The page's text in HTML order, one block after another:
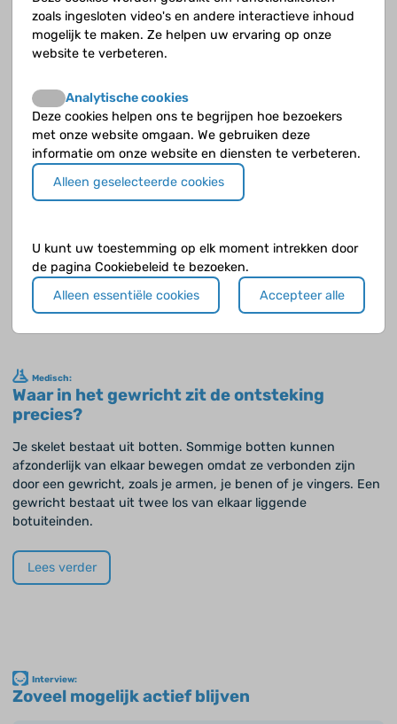
Het is niet niets, als je hoort dat je jeugdreuma hebt, of dat je
kind juveniele dermatomyositis of SLE heeft. Reuma, dat was
toch alleen iets voor ouderen?
Lees verder
Medisch:
Waar in het gewricht zit de ontsteking
precies?
Je skelet bestaat uit botten. Sommige botten kunnen
afzonderlijk van elkaar bewegen omdat ze verbonden zijn
door een gewricht, zoals je armen, je benen of je vingers. Een
gewricht bestaat uit twee los van elkaar liggende
botuiteinden.
Lees verder
Interview:
Zoveel mogelijk actief blijven
zoals ingesloten video's en andere interactieve inhoud
mogelijk te maken. Ze helpen uw ervaring op onze
website te verbeteren.
Analytische cookies
Deze cookies helpen ons te begrijpen hoe bezoekers
met onze website omgaan. We gebruiken deze
informatie om onze website en diensten te verbeteren.
Alleen geselecteerde cookies
U kunt uw toestemming op elk moment intrekken door
de pagina Cookiebeleid te bezoeken.
Alleen essentiële cookies
Accepteer alle